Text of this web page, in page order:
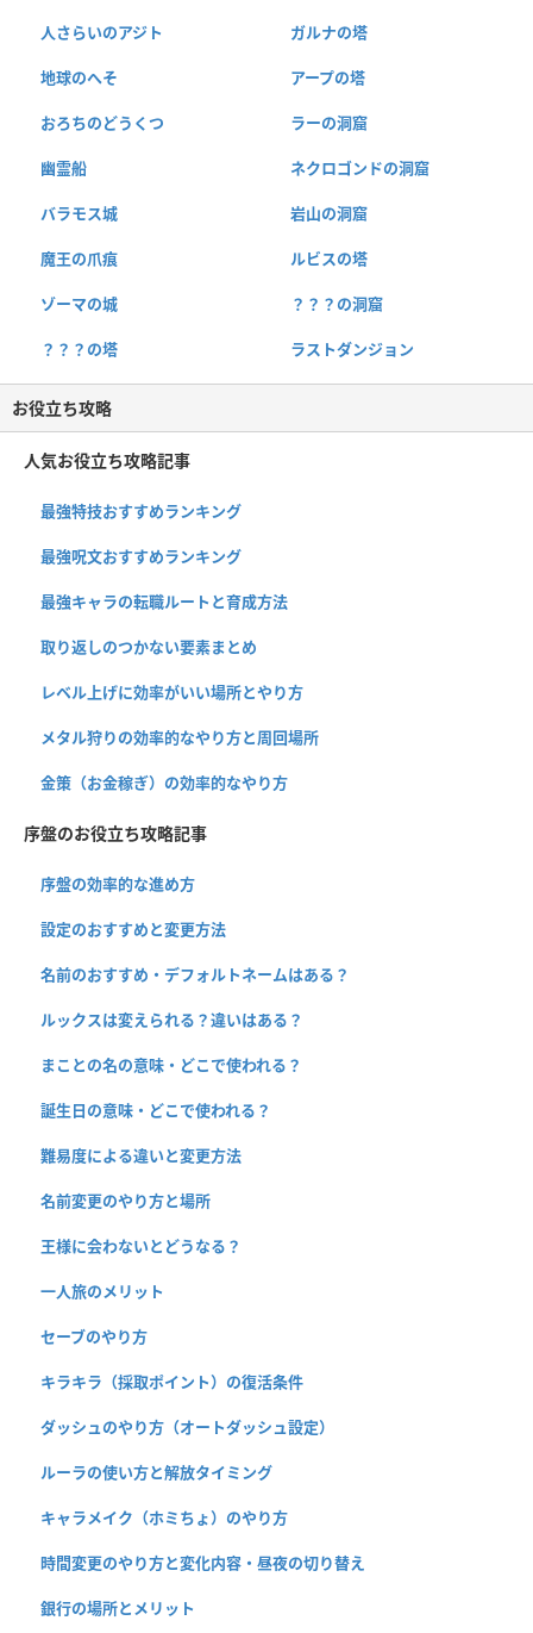
人さらいのアジト ガルナの塔
地球のへそ アープの塔
おろちのどうくつ ラーの洞窟
幽霊船 ネクロゴンドの洞窟
バラモス城 岩山の洞窟
魔王の爪痕 ルビスの塔
ゾーマの城 ？？？の洞窟
？？？の塔 ラストダンジョン
お役立ち攻略
人気お役立ち攻略記事
最強特技おすすめランキング
最強呪文おすすめランキング
最強キャラの転職ルートと育成方法
取り返しのつかない要素まとめ
レベル上げに効率がいい場所とやり方
メタル狩りの効率的なやり方と周回場所
金策（お金稼ぎ）の効率的なやり方
序盤のお役立ち攻略記事
序盤の効率的な進め方
設定のおすすめと変更方法
名前のおすすめ・デフォルトネームはある？
ルックスは変えられる？違いはある？
まことの名の意味・どこで使われる？
誕生日の意味・どこで使われる？
難易度による違いと変更方法
名前変更のやり方と場所
王様に会わないとどうなる？
一人旅のメリット
セーブのやり方
キラキラ（採取ポイント）の復活条件
ダッシュのやり方（オートダッシュ設定）
ルーラの使い方と解放タイミング
キャラメイク（ホミちょ）のやり方
時間変更のやり方と変化内容・昼夜の切り替え
銀行の場所とメリット